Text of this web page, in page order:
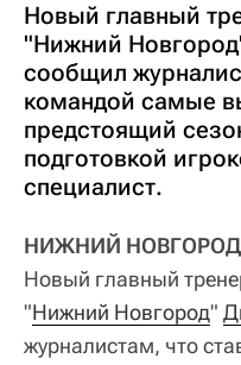
Новый главный
"Нижний
сообщил
командой самые
предстоящий
подготовкой
специалист.
НИЖНИЙ
Новый главный
"Нижний Новгород"
журналистам, что